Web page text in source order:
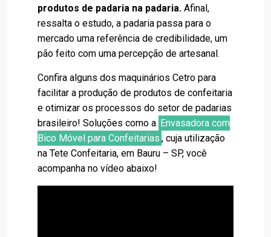
produtos de padaria na padaria. Afinal,
ressalta o estudo, a padaria passa para o
mercado uma referência de credibilidade, um
pão feito com uma percepção de artesanal.
Confira alguns dos maquinários Cetro para
facilitar a produção de produtos de confeitaria
e otimizar os processos do setor de padarias
brasileiro! Soluções como a Envasadora com
Bico Móvel para Confeitarias , cuja utilização
na Tete Confeitaria, em Bauru – SP, você
acompanha no vídeo abaixo!